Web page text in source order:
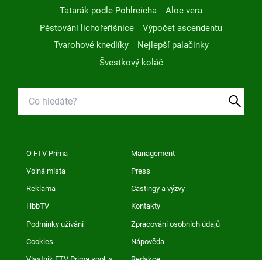
Tatarák podle Pohlreicha
Aloe vera
Pěstování lichořeřišnice
Výpočet ascendentu
Tvarohové knedlíky
Nejlepší palačinky
Švestkový koláč
O FTV Prima Management
Volná místa Press
Reklama Castingy a výzvy
HbbTV Kontakty
Podmínky užívání Zpracování osobních údajů
Cookies Nápověda